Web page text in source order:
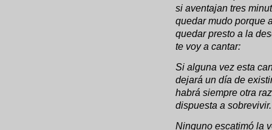
si aventajan tres
quedar mudo porque
quedar presto a la
te voy a cantar:
Si alguna vez esta
dejará un día de
habrá siempre otra
dispuesta a sobrevivir.
Ninguno escatimó la